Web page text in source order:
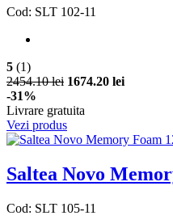
Cod: SLT 102-11
5 (1)
2454.10 lei 1674.20 lei
-31%
Livrare gratuita
Vezi produs
Saltea Novo
Cod: SLT 105-11